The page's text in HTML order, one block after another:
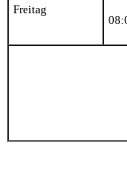
Freitag